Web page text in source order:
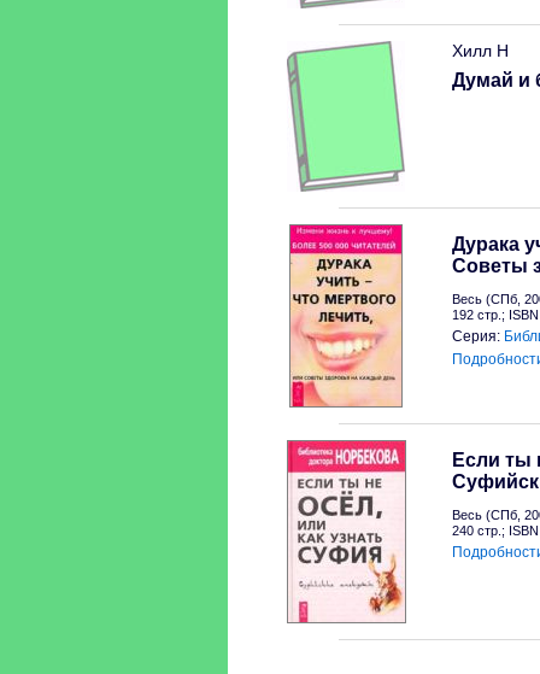
Хилл Н
Думай и
Дурака
Советы
Весь (СПб,
192 стр.;
Серия:
Если ты
Весь (СПб,
240 стр.;